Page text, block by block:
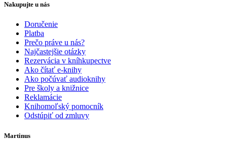
Nakupujte u nás
Doručenie
Platba
Prečo práve u nás?
Najčastejšie otázky
Rezervácia v kníhkupectve
Ako čítať e-knihy
Ako počúvať audioknihy
Pre školy a knižnice
Reklamácie
Knihomoľský pomocník
Odstúpiť od zmluvy
Martinus